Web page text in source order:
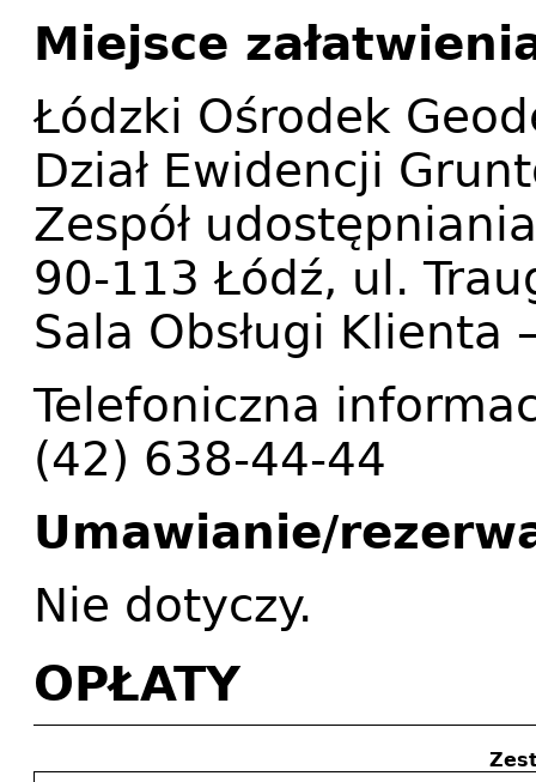
Miejsce
Łódzki Ośrodek
Dział Ewidencji
Zespół
90-113 Łódź, ul.
Sala Obsługi Klienta
Telefoniczna
(42) 638-44-44
Umawianie/
Nie dotyczy.
OPŁATY